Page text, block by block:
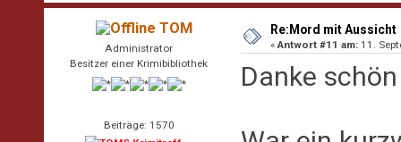
TOM
Administrator
Besitzer einer Krimibibliothek
Beiträge: 1570
Re:Mord mit Aussicht
«Antwort #11 am: 11.
Danke